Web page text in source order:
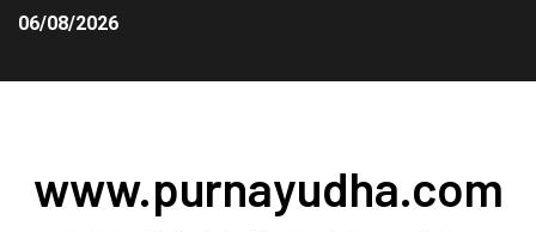
06/08/2026
www.purnayudha.com